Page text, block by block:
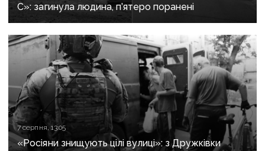
С»: загинула людина, п’ятеро поранені
7 серпня, 13:05
«Росіяни знищують цілі вулиці»: з Дружківки